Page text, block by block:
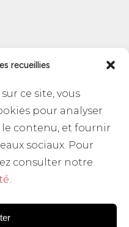
recueillies
ce site, vous
pour analyser
contenu, et fournir
sociaux. Pour
consulter notre
.